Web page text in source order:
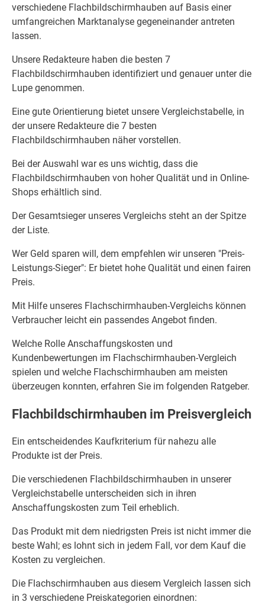
verschiedene Flachbildschirmhauben auf Basis einer
umfangreichen Marktanalyse gegeneinander antreten
lassen.
Unsere Redakteure haben die besten 7
Flachbildschirmhauben identifiziert und genauer unter die
Lupe genommen.
Eine gute Orientierung bietet unsere Vergleichstabelle, in
der unsere Redakteure die 7 besten
Flachbildschirmhauben näher vorstellen.
Bei der Auswahl war es uns wichtig, dass die
Flachbildschirmhauben von hoher Qualität und in Online-
Shops erhältlich sind.
Der Gesamtsieger unseres Vergleichs steht an der Spitze
der Liste.
Wer Geld sparen will, dem empfehlen wir unseren "Preis-
Leistungs-Sieger": Er bietet hohe Qualität und einen fairen
Preis.
Mit Hilfe unseres Flachschirmhauben-Vergleichs können
Verbraucher leicht ein passendes Angebot finden.
Welche Rolle Anschaffungskosten und
Kundenbewertungen im Flachschirmhauben-Vergleich
spielen und welche Flachschirmhauben am meisten
überzeugen konnten, erfahren Sie im folgenden Ratgeber.
Flachbildschirmhauben im Preisvergleich
Ein entscheidendes Kaufkriterium für nahezu alle
Produkte ist der Preis.
Die verschiedenen Flachbildschirmhauben in unserer
Vergleichstabelle unterscheiden sich in ihren
Anschaffungskosten zum Teil erheblich.
Das Produkt mit dem niedrigsten Preis ist nicht immer die
beste Wahl; es lohnt sich in jedem Fall, vor dem Kauf die
Kosten zu vergleichen.
Die Flachschirmhauben aus diesem Vergleich lassen sich
in 3 verschiedene Preiskategorien einordnen: